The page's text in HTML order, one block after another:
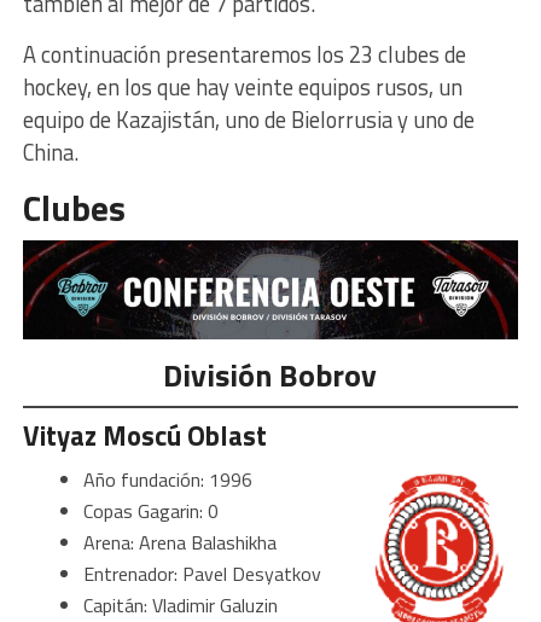
A continuación presentaremos los 23 clubes de
hockey, en los que hay veinte equipos rusos, un
equipo de Kazajistán, uno de Bielorrusia y uno de
China.
Clubes
División Bobrov
Vityaz Moscú Oblast
Año fundación: 1996
Copas Gagarin: 0
Arena: Arena Balashikha
Entrenador: Pavel Desyatkov
Capitán: Vladimir Galuzin